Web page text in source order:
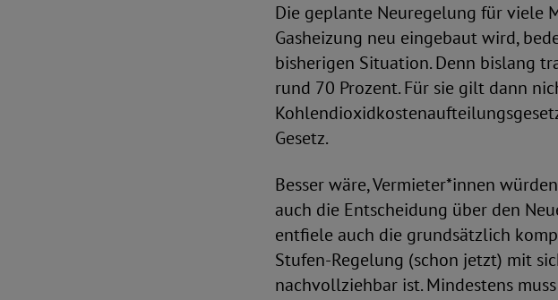
Die geplante Neuregelung für viele
Gasheizung neu eingebaut wird,
bisherigen Situation. Denn bislang
rund 70 Prozent. Für sie gilt dann
Gesetz.
Besser wäre, Vermieter*innen
auch die Entscheidung über den
entfiele auch die grundsätzlich
Stufen-Regelung (schon jetzt) mit
nachvollziehbar ist. Mindestens